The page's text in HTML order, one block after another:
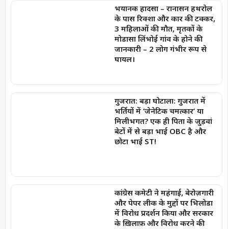
भयानक हादसा – रानासन हथरोल
के पास रिक्शा और कार की टक्कर,
3 महिलाओं की मौत, मृतकों के
मोडासा लिंभोई गांव के होने की
जानकारी – 2 लोग गंभीर रूप से
घायल।
गुजरात: बड़ा घोटाला: गुजरात में
भर्तियों में ‘जेनेटिक चमत्कार’ या
मिलीभगत? एक ही पिता के जुड़वां
बेटों में से बड़ा भाई OBC है और
छोटा भाई ST!
कांग्रेस कमेटी ने महंगाई, बेरोज़गारी
और पेपर लीक के मुद्दों पर भिलोडा
में विरोध प्रदर्शन किया और सरकार
के ख़िलाफ़ और विरोध करने की